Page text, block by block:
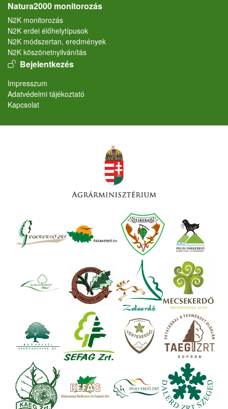
Natura2000 monitorozás
N2K monitorozás
N2K erdei élőhelytípusok
N2K módszertan, eredmények
N2K köszönetnyilvánítás
User account menu
Bejelentkezés
Lábléc
Impresszum
Adatvédelmi tájékoztató
Kapcsolat